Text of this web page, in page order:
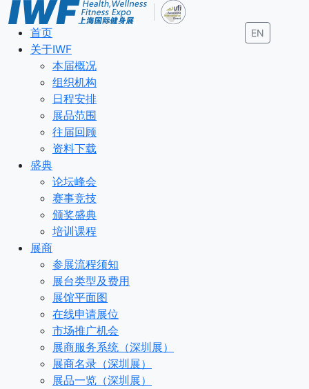
EN
首页
关于IWF
本届概况
组织机构
日程安排
展品范围
往届回顾
资料下载
盛典
论坛峰会
赛事竞技
颁奖盛典
培训课程
展商
参展流程须知
展台类型及费用
展馆平面图
在线申请展位
市场推广机会
展商服务系统（深圳展）
展商名录（深圳展）
展品一览（深圳展）